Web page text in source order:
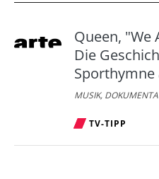
Queen, "We
Die
Sporthymne
MUSIK,
TV-TIPP